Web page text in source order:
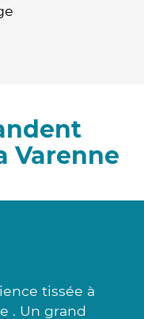
Varenne
tissée à
. Un grand